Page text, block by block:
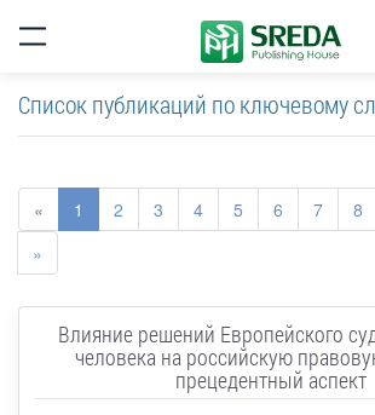
Список публикаций по ключевому
« 1 2 3 4 5 6 7 8
»
Влияние решений Европейского
человека на российскую
прецедентный аспект